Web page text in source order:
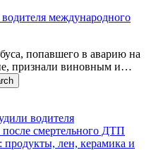
международного
попавшего в аварию на
признали виновным и…
водителя
смертельного ДТП
продукты, лен, керамика и